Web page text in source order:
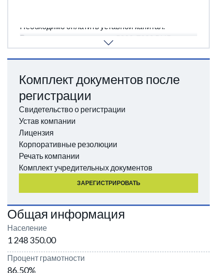
Необходимо оплатить уставной капитал.
Рекомендованная сумма - 5000-7000 BHD.
Комплект документов после
регистрации
Свидетельство о регистрации
Устав компании
Лицензия
Корпоративные резолюции
Речать компании
Комплект учредительных документов
ЗАРЕГИСТРИРОВАТЬ
Общая информация
Население
1 248 350.00
Процент грамотности
86.50%